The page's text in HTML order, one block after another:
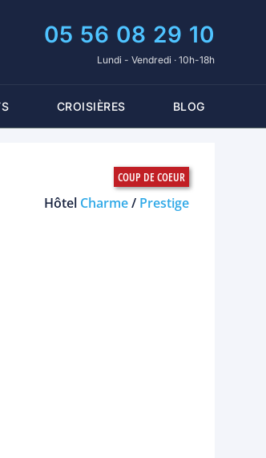
05 56 08 29 10
Lundi - Vendredi · 10h-18h
CROISIÈRES BLOG
Hôtel Charme/ Prestige